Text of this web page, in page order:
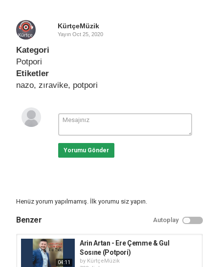
KürtçeMüzik
Yayın Oct 25, 2020
Kategori
Potpori
Etiketler
nazo, zıravike, potpori
Yorumu Gönder
Henüz yorum yapılmamış. İlk yorumu siz yapın.
Benzer Autoplay
04:11
Arin Artan - Ere Çemme & Gul
Sosıne (Potpori)
by KürtçeMüzik